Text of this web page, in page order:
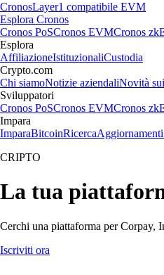
CronosLayer1 compatibile EVM
Esplora Cronos
Cronos PoSCronos EVMCronos
Esplora
AffiliazioneIstituzionaliCustodia
Crypto.com
Chi siamoNotizie aziendaliNovità
Sviluppatori
Cronos PoSCronos EVMCronos
Impara
ImparaBitcoinRicerca
CRIPTO
La tua
Cerchi una piattaforma per Corpay,
Iscriviti ora